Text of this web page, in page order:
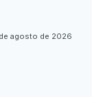
agosto de 2026